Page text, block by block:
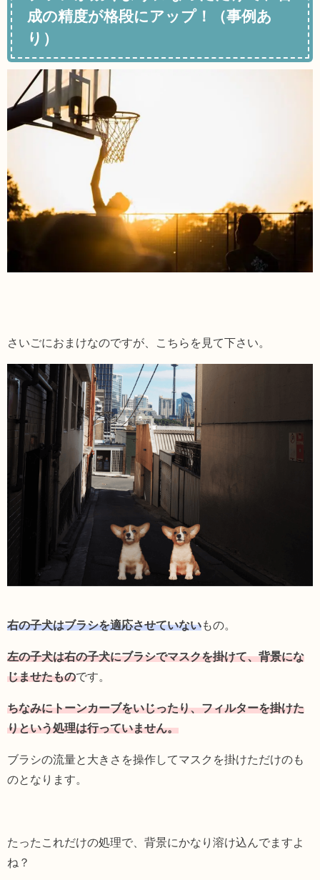
成の精度が格段にアップ！（事例あ
り）
さいごにおまけなのですが、こちらを見て下さい。
右の子犬はブラシを適応させていないもの。
左の子犬は右の子犬にブラシでマスクを掛けて、背景にな
じませたものです。
ちなみにトーンカーブをいじったり、フィルターを掛けた
りという処理は行っていません。
ブラシの流量と大きさを操作してマスクを掛けただけのも
のとなります。
たったこれだけの処理で、背景にかなり溶け込んでますよ
ね？